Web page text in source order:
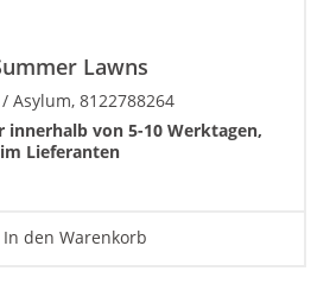
Lawns
Asylum, 8122788264
innerhalb von 5-10 Werktagen,
Lieferanten
In den Warenkorb